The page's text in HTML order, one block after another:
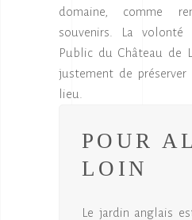
domaine, comme
souvenirs. La volonté
Public du Château de
justement de préserver
lieu.
POUR
LOIN
Le jardin anglais